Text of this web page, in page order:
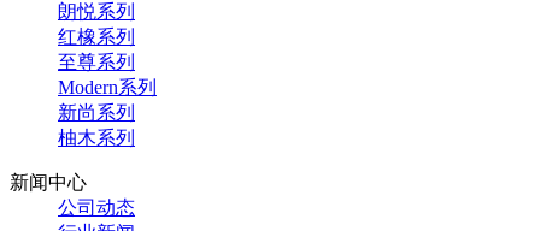
朗悦系列
红橡系列
至尊系列
Modern系列
新尚系列
柚木系列
新闻中心
公司动态